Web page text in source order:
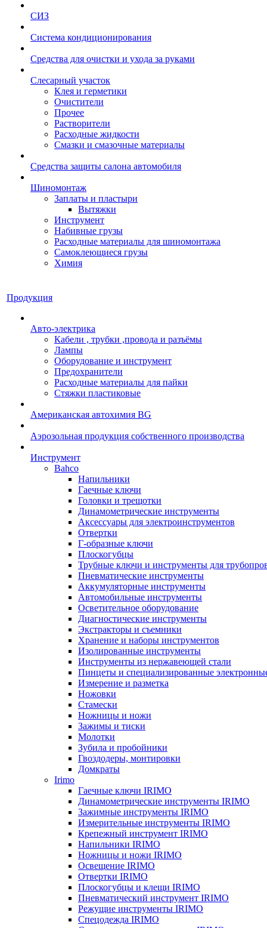
СИЗ
Система кондиционирования
Средства для очистки и ухода за руками
Слесарный участок
Клея и герметики
Очистители
Прочее
Растворители
Расходные жидкости
Смазки и смазочные материалы
Средства защиты салона автомобиля
Шиномонтаж
Заплаты и пластыри
Вытяжки
Инструмент
Набивные грузы
Расходные материалы для шиномонтажа
Самоклеющиеся грузы
Химия
Продукция
Авто-электрика
Кабели , трубки ,провода и разъёмы
Лампы
Оборудование и инструмент
Предохранители
Расходные материалы для пайки
Стяжки пластиковые
Американская автохимия BG
Аэрозольная продукция собственного производства
Инструмент
Bahco
Напильники
Гаечные ключи
Головки и трещотки
Динамометрические инструменты
Аксессуары для электроинструментов
Отвертки
Г-образные ключи
Плоскогубцы
Трубные ключи и инструменты для
Пневматические инструменты
Аккумуляторные инструменты
Автомобильные инструменты
Осветительное оборудование
Диагностические инструменты
Экстракторы и съемники
Хранение и наборы инструментов
Изолированные инструменты
Инструменты из нержавеющей стали
Пинцеты и специализированные
Измерение и разметка
Ножовки
Стамески
Ножницы и ножи
Зажимы и тиски
Молотки
Зубила и пробойники
Гвоздодеры, монтировки
Домкраты
Irimo
Гаечные ключи IRIMO
Динамометрические инструменты IRIMO
Зажимные инструменты IRIMO
Измерительные инструменты IRIMO
Крепежный инструмент IRIMO
Напильники IRIMO
Ножницы и ножи IRIMO
Освещение IRIMO
Отвертки IRIMO
Плоскогубцы и клещи IRIMO
Пневматический инструмент IRIMO
Режущие инструменты IRIMO
Спецодежда IRIMO